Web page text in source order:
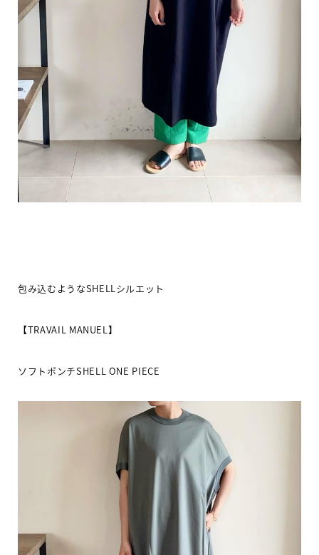
包み込むようなSHELL シルエット
【TRAVAIL MANUEL 】
ソフトポンチSHELL ONE PIECE